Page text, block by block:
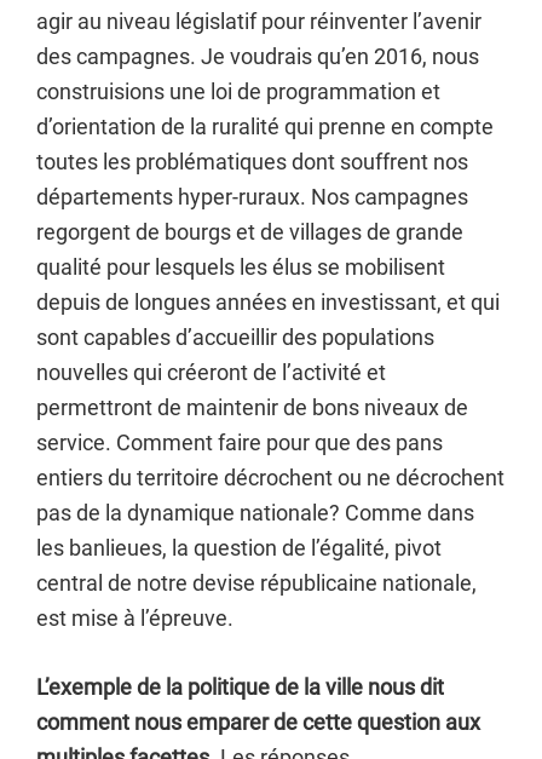
agir au niveau législatif pour réinventer l’avenir
des campagnes. Je voudrais qu’en 2016, nous
construisions une loi de programmation et
d’orientation de la ruralité qui prenne en compte
toutes les problématiques dont souffrent nos
départements hyper-ruraux. Nos campagnes
regorgent de bourgs et de villages de grande
qualité pour lesquels les élus se mobilisent
depuis de longues années en investissant, et qui
sont capables d’accueillir des populations
nouvelles qui créeront de l’activité et
permettront de maintenir de bons niveaux de
service. Comment faire pour que des pans
entiers du territoire décrochent ou ne décrochent
pas de la dynamique nationale? Comme dans
les banlieues, la question de l’égalité, pivot
central de notre devise républicaine nationale,
est mise à l’épreuve.
L’exemple de la politique de la ville nous dit
comment nous emparer de cette question aux